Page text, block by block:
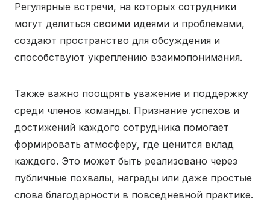
Регулярные встречи, на которых сотрудники
могут делиться своими идеями и проблемами,
создают пространство для обсуждения и
способствуют укреплению взаимопонимания.
Также важно поощрять уважение и поддержку
среди членов команды. Признание успехов и
достижений каждого сотрудника помогает
формировать атмосферу, где ценится вклад
каждого. Это может быть реализовано через
публичные похвалы, награды или даже простые
слова благодарности в повседневной практике.